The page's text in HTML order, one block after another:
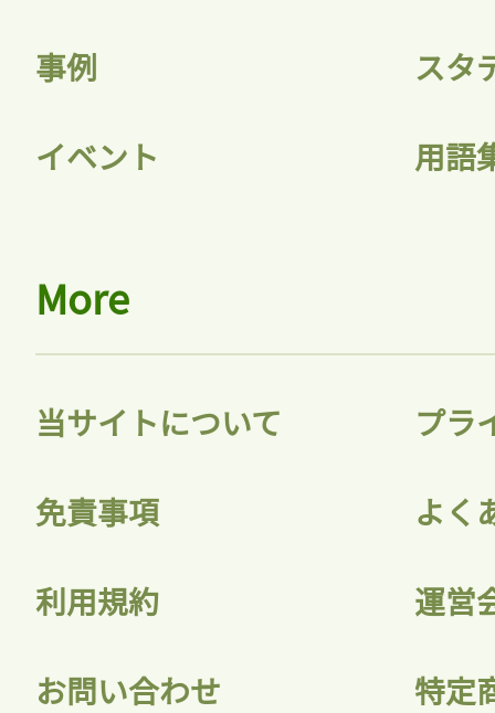
ログインが必
会員登録
事例 スタ
イベント 用語
More
当サイトについて プラ
免責事項 よく
利用規約 運営
お問い合わせ 特定